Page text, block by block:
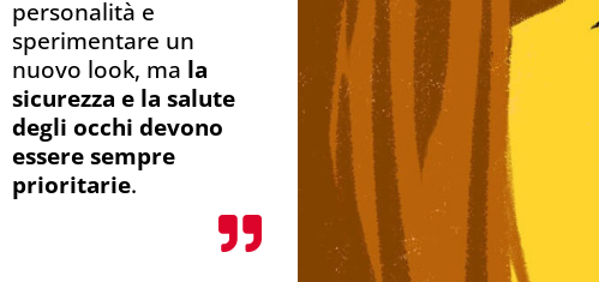
personalità e
sperimentare un
nuovo look, ma la
sicurezza e la salute
degli occhi devono
essere sempre
prioritarie.